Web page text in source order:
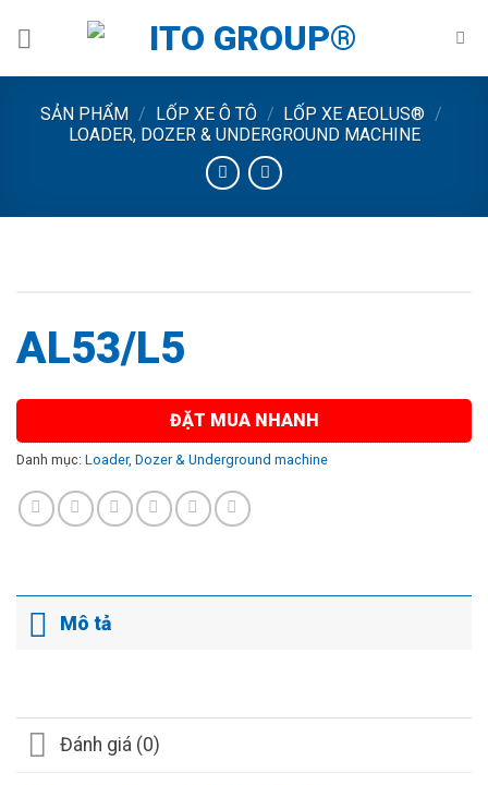
SẢN PHẨM / LỐP XE Ô TÔ / LỐP XE AEOLUS® /
LOADER, DOZER & UNDERGROUND MACHINE
AL53/L5
ĐẶT MUA NHANH
Danh mục: Loader, Dozer & Underground machine
Mô tả
Đánh giá (0)